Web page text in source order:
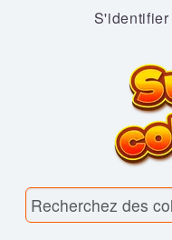
S'identifier